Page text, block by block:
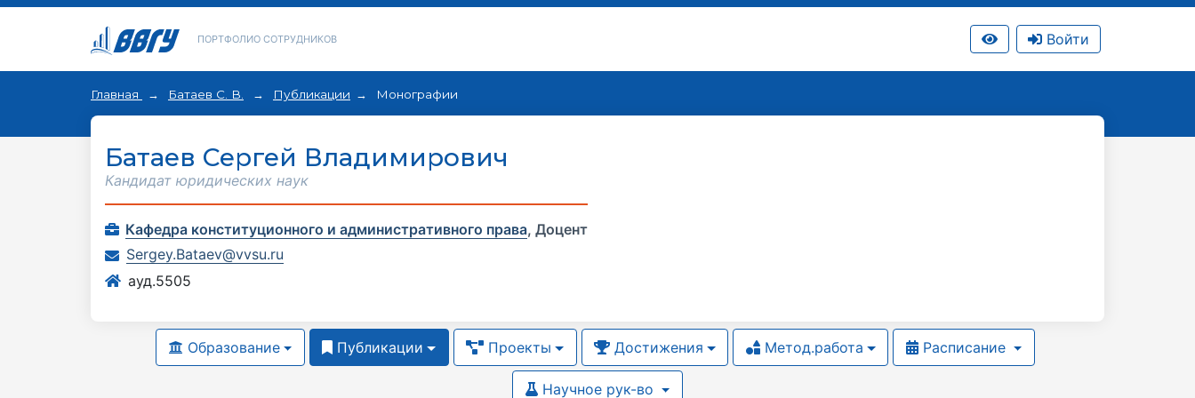
ПОРТФОЛИО СОТРУДНИКОВ Войти
Главная Батаев С. В. Публикации Монографии
Батаев Сергей Владимирович
Кандидат юридических наук
Кафедра конституционного и административного права, Доцент
Sergey.Bataev@vvsu.ru
ауд.5505
Образование Публикации Проекты Достижения Метод.работа Расписание
Научное рук-во